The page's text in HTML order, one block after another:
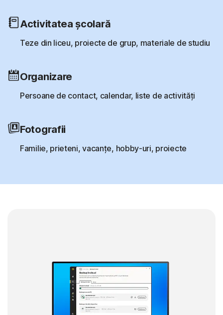
Activitatea școlară
Teze din liceu, proiecte de grup, materiale de studiu
Organizare
Persoane de contact, calendar, liste de activități
Fotografii
Familie, prieteni, vacanțe, hobby-uri, proiecte